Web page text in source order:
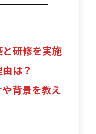
研修を実施
は？
背景を教え